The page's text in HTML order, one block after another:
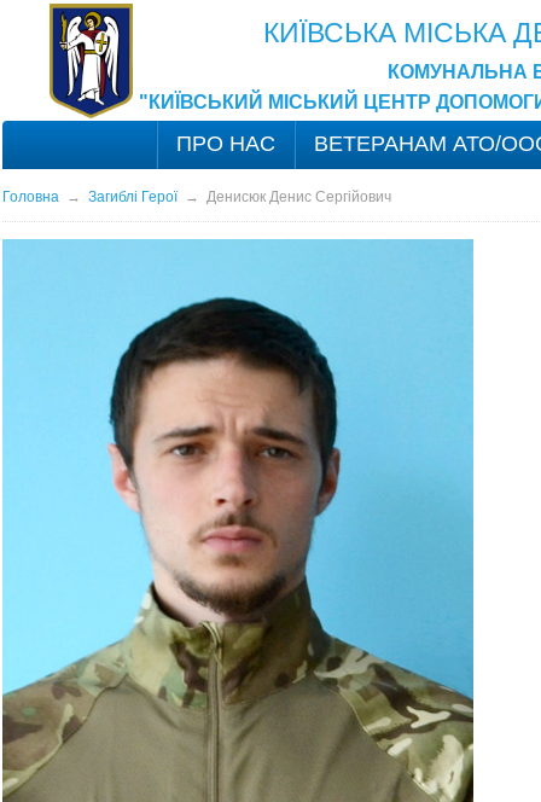
КИЇВСЬКА МІСЬКА
КОМУНАЛЬНА
"КИЇВСЬКИЙ МІСЬКИЙ ЦЕНТР
ПРО НАС ВЕТЕРАНАМ АТО/
Головна→ Загиблі Герої→ Денисюк Денис Сергійович